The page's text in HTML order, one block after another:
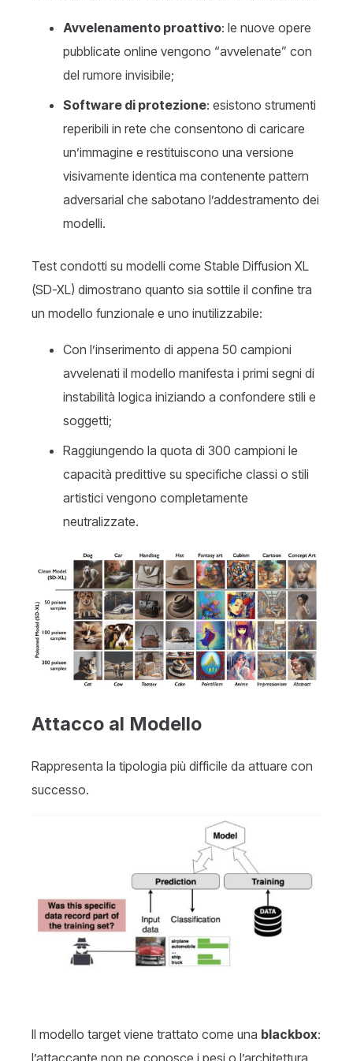
Avvelenamento proattivo: le nuove opere
pubblicate online vengono “avvelenate” con
del rumore invisibile;
Software di protezione: esistono strumenti
reperibili in rete che consentono di caricare
un’immagine e restituiscono una versione
visivamente identica ma contenente pattern
adversarial che sabotano l’addestramento dei
modelli.
Test condotti su modelli come Stable Diffusion XL
(SD-XL) dimostrano quanto sia sottile il confine tra
un modello funzionale e uno inutilizzabile:
Con l’inserimento di appena 50 campioni
avvelenati il modello manifesta i primi segni di
instabilità logica iniziando a confondere stili e
soggetti;
Raggiungendo la quota di 300 campioni le
capacità predittive su specifiche classi o stili
artistici vengono completamente
neutralizzate.
Attacco al Modello
Rappresenta la tipologia più difficile da attuare con
successo.
Il modello target viene trattato come una blackbox: